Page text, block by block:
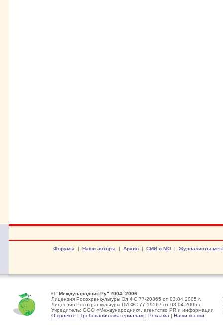
Форумы | Наши авторы | Архив| СМИ о МО| Журналисты-
© "Международник.Ру" 2004–2006
Лицензия Росохранкультуры Эл ФС 77-20365 от 03.04.2005 г.
Лицензия Росохранкультуры ПИ ФС 77-19567 от 03.04.2005 г.
Учредитель: ООО «Международник», агентство PR и информации
О проекте | Требования к материалам | Реклама | Наши кнопки